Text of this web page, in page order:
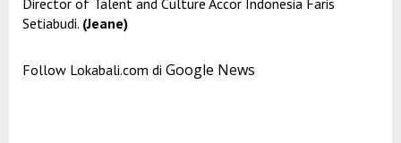
Director of Talent and Culture Accor Indonesia Faris
Setiabudi. (Jeane)
Follow Lokabali.com di Google News